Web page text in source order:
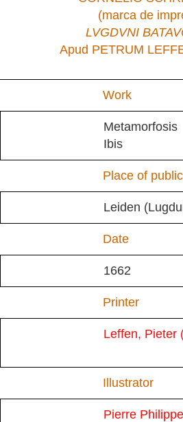
(marca de
LVGDVNI
Apud PETRUM
Work
Metamorfosis
Ibis
Place of
Leiden
Date
1662
Printer
Leffen, Pieter
Illustrator
Pierre Philippe